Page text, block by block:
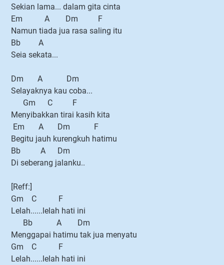
Sekian lama... dalam gita cinta
Em A Dm F
Namun tiada jua rasa saling itu
Bb A
Seia sekata...
Dm A Dm
Selayaknya kau coba...
Gm C F
Menyibakkan tirai kasih kita
Em A Dm F
Begitu jauh kurengkuh hatimu
Bb A Dm
Di seberang jalanku..
[Reff:]
Gm C F
Lelah......lelah hati ini
Bb A Dm
Menggapai hatimu tak jua menyatu
Gm C F
Lelah......lelah hati ini